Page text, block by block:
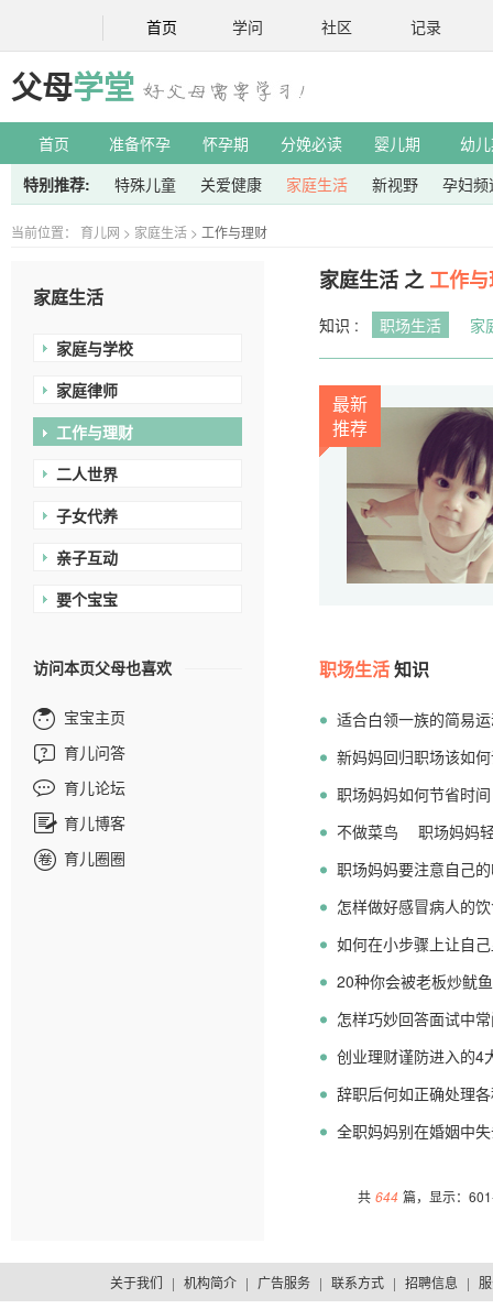
首页 学问 社区 记录
父母学堂
首页 准备怀孕 怀孕期 分娩必读 婴儿期
幼
特别推荐:
特殊儿童 关爱健康 家庭生活 新视野 孕妇频
当前位置： 育儿网 > 家庭生活 > 工作与理财
家庭生活
家庭与学校
家庭律师
工作与理财
二人世界
子女代养
亲子互动
要个宝宝
访问本页父母也喜欢
宝宝主页
育儿问答
育儿论坛
育儿博客
育儿圈圈
家庭生活 之 工作
知识 : 职场生活 家
最新
推荐
职场生活知识
适合白领一族的简易
新妈妈回归职场该如
职场妈妈如何节省时间
不做菜鸟 职场妈妈
职场妈妈要注意自己
怎样做好感冒病人的
如何在小步骤上让自
20种你会被老板炒鱿
怎样巧妙回答面试中
创业理财谨防进入的4
辞职后何如正确处理
全职妈妈别在婚姻中
共 644 篇，显示：
关于我们 | 机构简介 | 广告服务 | 联系方式 | 招聘信息 |